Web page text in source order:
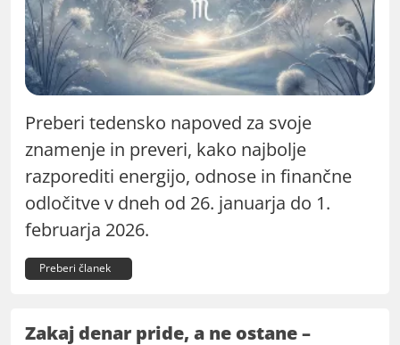
Preberi tedensko napoved za svoje
znamenje in preveri, kako najbolje
razporediti energijo, odnose in finančne
odločitve v dneh od 26. januarja do 1.
februarja 2026.
Preberi članek
Zakaj denar pride, a ne ostane –